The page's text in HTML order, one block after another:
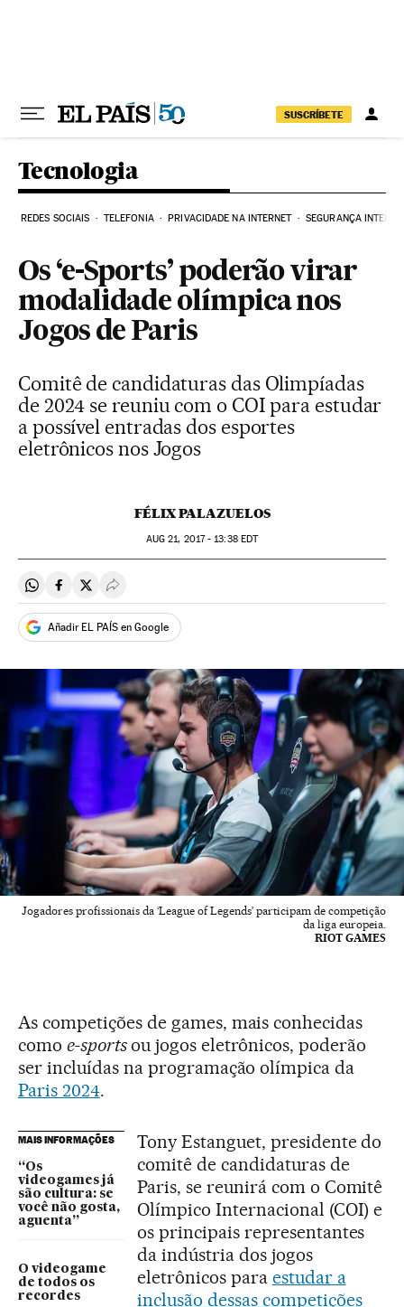
SUSCRÍBETE
Tecnologia
REDES SOCIAIS TELEFONIA PRIVACIDADE NA INTERNET SEGURANÇA
Os ‘e-Sports’ poderão virar
modalidade olímpica nos
Jogos de Paris
Comitê de candidaturas das Olimpíadas
de 2024 se reuniu com o COI para estudar
a possível entradas dos esportes
eletrônicos nos Jogos
FÉLIX PALAZUELOS
AUG 21, 2017 - 13:38EDT
Compartir en Whatsapp
Compartir en Facebook
Compartir en Twitter
Desplegar Redes Sociales
Añadir EL PAÍS en Google
Jogadores profissionais da ‘League of Legends’ participam de competição
da liga europeia.
RIOT GAMES
As competições de games, mais conhecidas
como e-sportsou jogos eletrônicos, poderão
ser incluídas na programação olímpica da
Paris 2024.
MAIS INFORMAÇÕES
“Os
videogames já
são cultura: se
você não gosta,
aguenta”
O videogame
de todos os
recordes
Tony Estanguet, presidente do
comitê de candidaturas de
Paris, se reunirá com o Comitê
Olímpico Internacional (COI) e
os principais representantes
da indústria dos jogos
eletrônicos para estudar a
inclusão dessas competições